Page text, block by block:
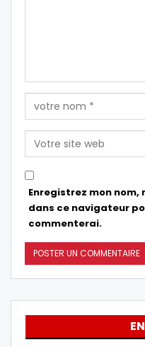
Enregistrez mon
dans ce navigateur
commenterai.